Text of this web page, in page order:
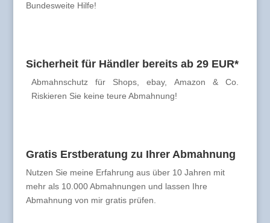
Bundesweite Hilfe!
Sicherheit für Händler bereits ab 29 EUR*
Abmahnschutz für Shops, ebay, Amazon & Co.
Riskieren Sie keine teure Abmahnung!
Gratis Erstberatung zu Ihrer Abmahnung
Nutzen Sie meine Erfahrung aus über 10 Jahren mit
mehr als 10.000 Abmahnungen und lassen Ihre
Abmahnung von mir gratis prüfen.